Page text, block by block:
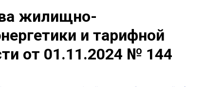
жилищно-
и тарифной
от 01.11.2024 № 144